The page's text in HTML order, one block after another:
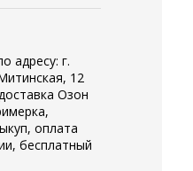
адресу: г.
12
Озон
оплата
бесплатный